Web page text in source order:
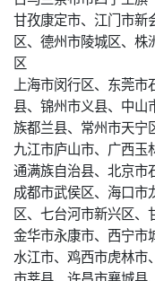
甘孜康定市、江门市新
区、德州市陵城区、株
区
上海市闵行区、东莞
县、锦州市义县、中山
族都兰县、常州市天宁
九江市庐山市、广西玉
通满族自治县、北京市
成都市武侯区、海口市
区、七台河市新兴区、
金华市永康市、西宁市
水江市、鸡西市虎林市